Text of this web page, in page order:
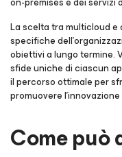
La scelta tra multicloud
specifiche
obiettivi a lungo termine.
sfide uniche di ciascun
il percorso ottimale per
promuovere
Come può